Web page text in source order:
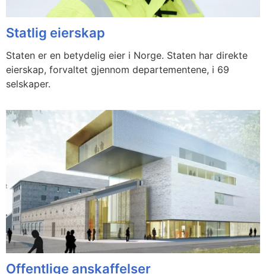
Statlig eierskap
Staten er en betydelig eier i Norge. Staten har direkte
eierskap, forvaltet gjennom departementene, i 69
selskaper.
Offentlige anskaffelser